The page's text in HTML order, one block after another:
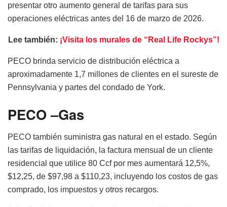
presentar otro aumento general de tarifas para sus
operaciones eléctricas antes del 16 de marzo de 2026.
Lee también: ¡Visita los murales de “Real Life Rockys”!
PECO brinda servicio de distribución eléctrica a
aproximadamente 1,7 millones de clientes en el sureste de
Pennsylvania y partes del condado de York.
PECO –Gas
PECO también suministra gas natural en el estado. Según
las tarifas de liquidación, la factura mensual de un cliente
residencial que utilice 80 Ccf por mes aumentará 12,5%,
$12,25, de $97,98 a $110,23, incluyendo los costos de gas
comprado, los impuestos y otros recargos.